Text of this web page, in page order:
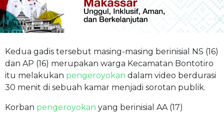
Kedua gadis tersebut masing-masing berinisial NS (16)
dan AP (16) merupakan warga Kecamatan Bontotiro
itu melakukan pengeroyokan dalam video berdurasi
30 menit di sebuah kamar menjadi sorotan publik.
Korban pengeroyokan yang berinisial AA (17)